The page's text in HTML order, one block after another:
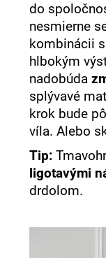
do
nesmierne
kombinácii
hlbokým
nadobúda
splývavé
krok bude
víla. Alebo
Tip:
ligotavými
drdolom.